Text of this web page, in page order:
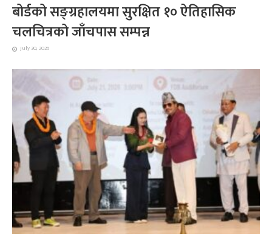
बोर्डको सङ्ग्रहालयमा सुरक्षित १० ऐतिहासिक
चलचित्रको जाँचपास सम्पन्न
July 30, 2026